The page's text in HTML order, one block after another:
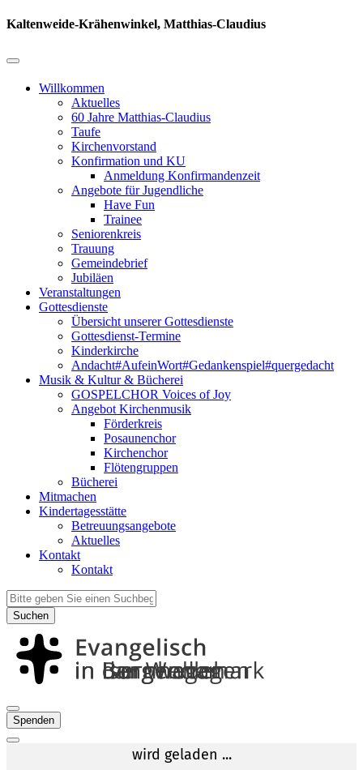
Kaltenweide-Krähenwinkel, Matthias-Claudius
Willkommen
Aktuelles
60 Jahre Matthias-Claudius
Taufe
Kirchenvorstand
Konfirmation und KU
Anmeldung Konfirmandenzeit
Angebote für Jugendliche
Have Fun
Trainee
Seniorenkreis
Trauung
Gemeindebrief
Jubiläen
Veranstaltungen
Gottesdienste
Übersicht unserer Gottesdienste
Gottesdienst-Termine
Kinderkirche
Andacht#AufeinWort#Gedankenspiel#quergedacht
Musik & Kultur & Bücherei
GOSPELCHOR Voices of Joy
Angebot Kirchenmusik
Förderkreis
Posaunenchor
Kirchenchor
Flötengruppen
Bücherei
Mitmachen
Kindertagesstätte
Betreuungsangebote
Aktuelles
Kontakt
Kontakt
Suchen
Spenden